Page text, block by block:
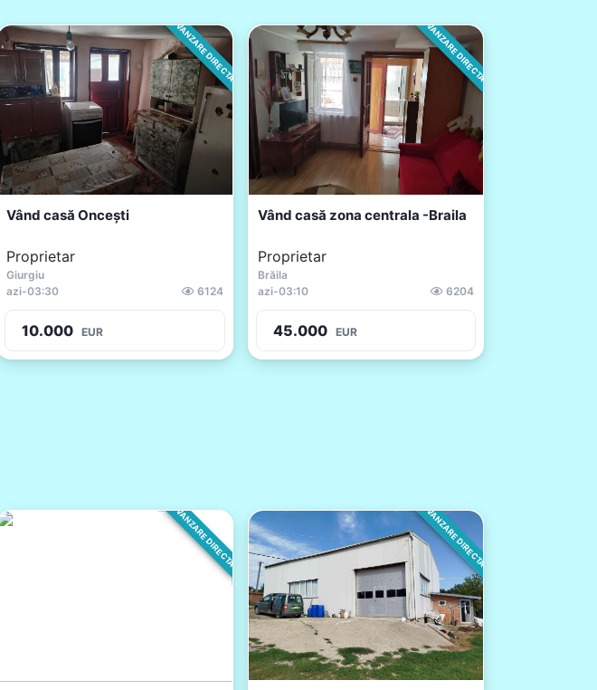
VANZARE DIRECTA
Vând casă Oncești
Proprietar
Giurgiu
azi-03:30 6124
10.000 EUR
VANZARE DIRECTA
Vând casă zona centrala -Braila
Proprietar
Brăila
azi-03:10 6204
45.000 EUR
VANZARE DIRECTA VANZARE DIRECTA